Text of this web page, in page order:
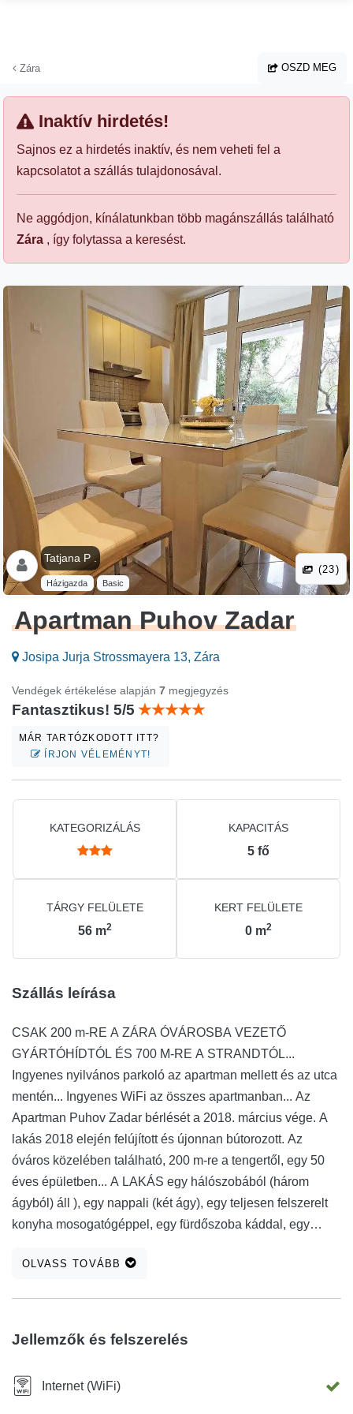
Zára OSZD MEG
Inaktív hirdetés!
Sajnos ez a hirdetés inaktív, és nem veheti fel a
kapcsolatot a szállás tulajdonosával.
Ne aggódjon, kínálatunkban több magánszállás található
Zára , így folytassa a keresést.
Tatjana P .
Házigazda Basic
(23)
Apartman Puhov Zadar
Josipa Jurja Strossmayera 13, Zára
Vendégek értékelése alapján 7 megjegyzés
Fantasztikus! 5/5
MÁR TARTÓZKODOTT ITT?
ÍRJON VÉLEMÉNYT!
KATEGORIZÁLÁS KAPACITÁS
5 fő
TÁRGY FELÜLETE
56 m2
KERT FELÜLETE
0 m2
Szállás leírása
CSAK 200 m-RE A ZÁRA ÓVÁROSBA VEZETŐ
GYÁRTÓHÍDTÓL ÉS 700 M-RE A STRANDTÓL...
Ingyenes nyilvános parkoló az apartman mellett és az utca
mentén... Ingyenes WiFi az összes apartmanban... Az
Apartman Puhov Zadar bérlését a 2018. március vége. A
lakás 2018 elején felújított és újonnan bútorozott. Az
óváros közelében található, 200 m-re a tengertől, egy 50
éves épületben... A LAKÁS egy hálószobából (három
ágyból) áll ), egy nappali (két ágy), egy teljesen felszerelt
konyha mosogatógéppel, egy fürdőszoba káddal, egy
található. Az erkély két paddal és két kis asztallal van
vagyunk... Ha nem tudjuk megvárni, nyugodtan gyere és
bejárati ajtaja melletti széfben vannak. Az összes utasítást
legkésőbb érkezése előtt egy nappal megkapja. AZ ÁR az
OLVASS TOVÁBB
Jellemzők és felszerelés
Internet (WiFi)